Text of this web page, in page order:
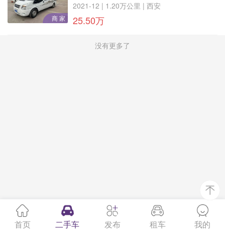
商 家
2021-12 | 1.20万公里 | 西安
25.50万
没有更多了
首页 二手车 发布 租车 我的